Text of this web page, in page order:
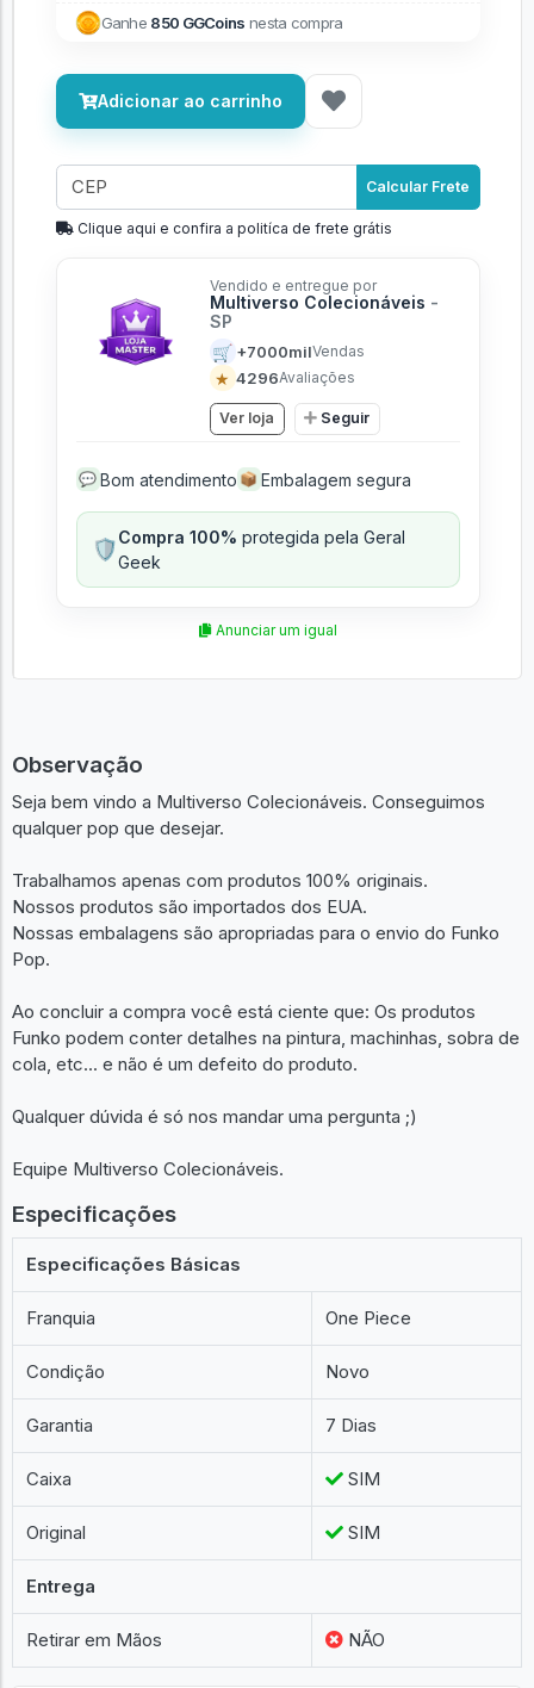
Ganhe 850 GGCoins nesta compra
Adicionar ao carrinho
Calcular Frete
Clique aqui e confira a politíca de frete grátis
Vendido e entregue por
Multiverso Colecionáveis -
SP
🛒 +7000milVendas
★ 4296Avaliações
Ver loja Seguir
💬 Bom atendimento 📦 Embalagem segura
🛡️Compra 100% protegida pela Geral
Geek
Anunciar um igual
Observação
Seja bem vindo a Multiverso Colecionáveis. Conseguimos
qualquer pop que desejar.
Trabalhamos apenas com produtos 100% originais.
Nossos produtos são importados dos EUA.
Nossas embalagens são apropriadas para o envio do Funko
Pop.
Ao concluir a compra você está ciente que: Os produtos
Funko podem conter detalhes na pintura, machinhas, sobra de
cola, etc... e não é um defeito do produto.
Qualquer dúvida é só nos mandar uma pergunta ;)
Equipe Multiverso Colecionáveis.
Especificações
Especificações Básicas
Franquia One Piece
Condição Novo
Garantia 7 Dias
Caixa SIM
Original SIM
Entrega
Retirar em Mãos NÃO